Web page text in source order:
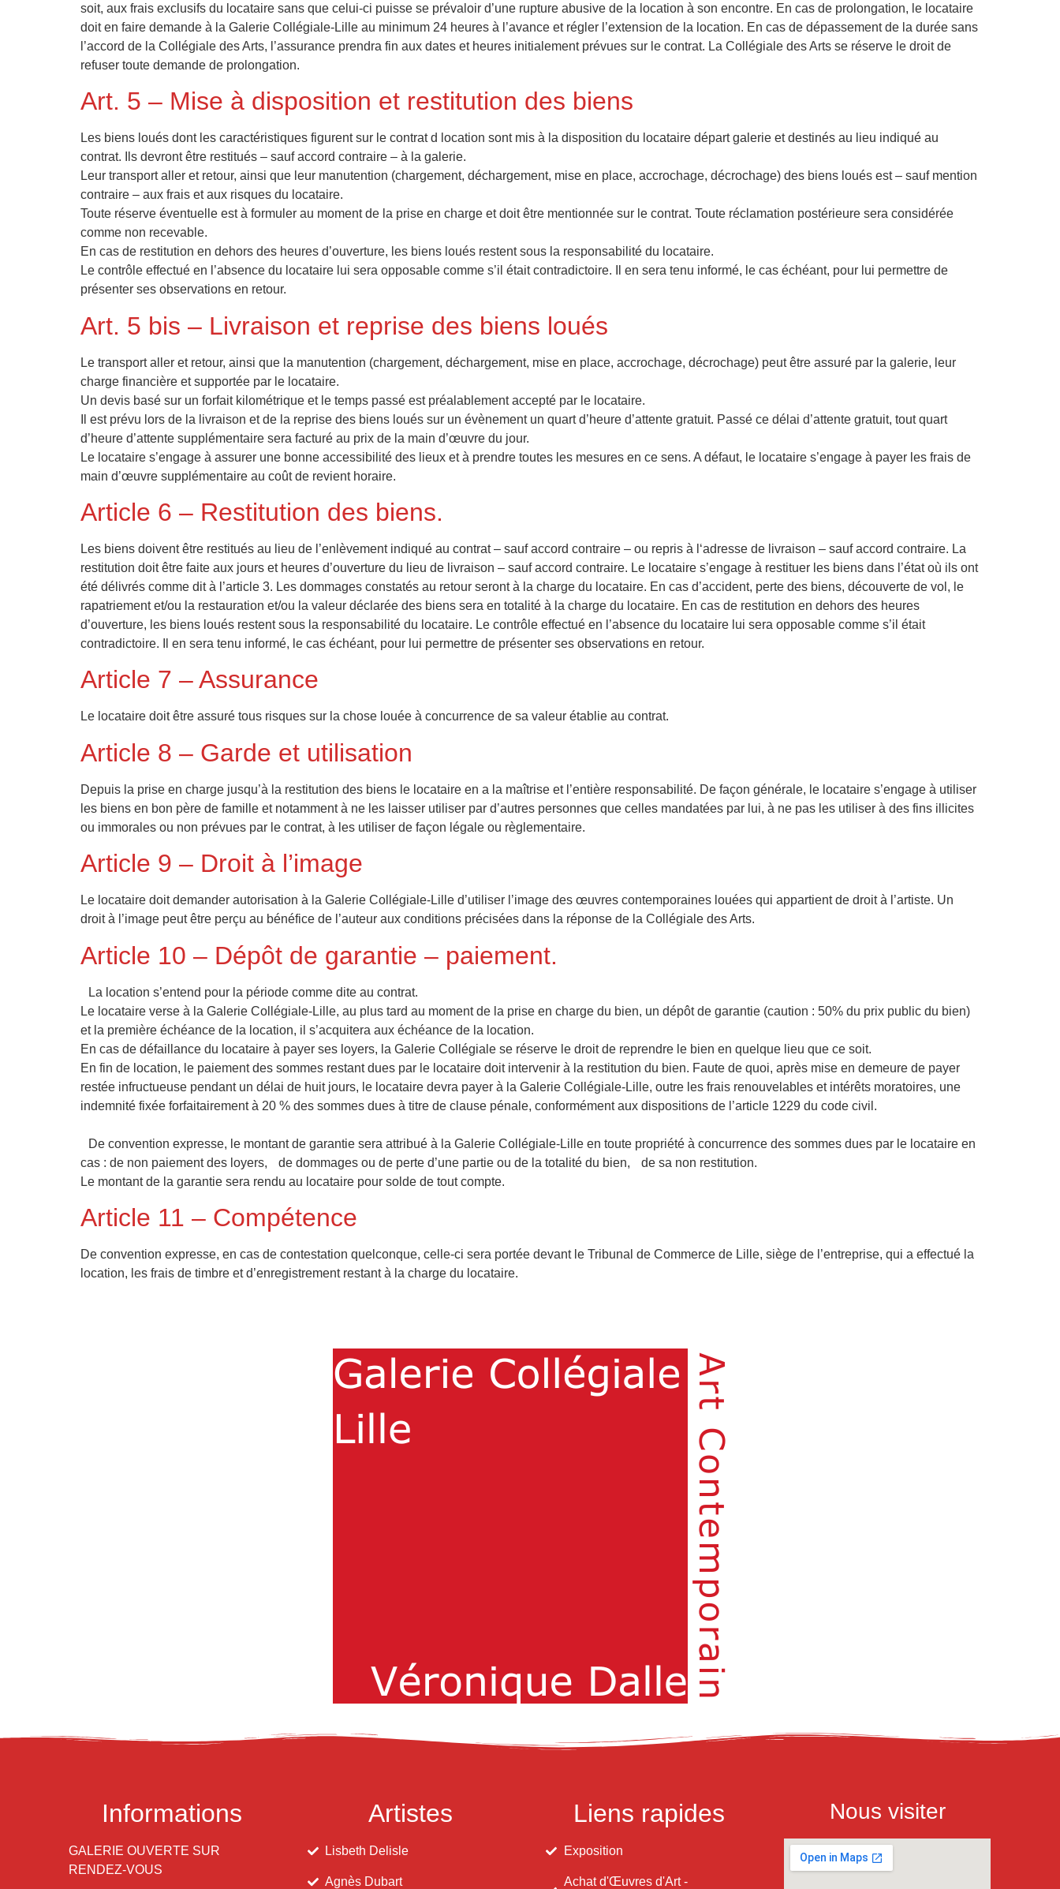
soit, aux frais exclusifs du locataire sans que celui-ci puisse se prévaloir d’une rupture abusive de la location à son encontre. En cas de prolongation, le locataire
doit en faire demande à la Galerie Collégiale-Lille au minimum 24 heures à l’avance et régler l’extension de la location. En cas de dépassement de la durée sans
l’accord de la Collégiale des Arts, l’assurance prendra fin aux dates et heures initialement prévues sur le contrat. La Collégiale des Arts se réserve le droit de
refuser toute demande de prolongation.
Art. 5 – Mise à disposition et restitution des biens
Les biens loués dont les caractéristiques figurent sur le contrat d location sont mis à la disposition du locataire départ galerie et destinés au lieu indiqué au
contrat. Ils devront être restitués – sauf accord contraire – à la galerie.
Leur transport aller et retour, ainsi que leur manutention (chargement, déchargement, mise en place, accrochage, décrochage) des biens loués est – sauf mention
contraire – aux frais et aux risques du locataire.
Toute réserve éventuelle est à formuler au moment de la prise en charge et doit être mentionnée sur le contrat. Toute réclamation postérieure sera considérée
comme non recevable.
En cas de restitution en dehors des heures d’ouverture, les biens loués restent sous la responsabilité du locataire.
Le contrôle effectué en l’absence du locataire lui sera opposable comme s’il était contradictoire. Il en sera tenu informé, le cas échéant, pour lui permettre de
présenter ses observations en retour.
Art. 5 bis – Livraison et reprise des biens loués
Le transport aller et retour, ainsi que la manutention (chargement, déchargement, mise en place, accrochage, décrochage) peut être assuré par la galerie, leur
charge financière et supportée par le locataire.
Un devis basé sur un forfait kilométrique et le temps passé est préalablement accepté par le locataire.
Il est prévu lors de la livraison et de la reprise des biens loués sur un évènement un quart d’heure d’attente gratuit. Passé ce délai d’attente gratuit, tout quart
d’heure d’attente supplémentaire sera facturé au prix de la main d’œuvre du jour.
Le locataire s’engage à assurer une bonne accessibilité des lieux et à prendre toutes les mesures en ce sens. A défaut, le locataire s’engage à payer les frais de
main d’œuvre supplémentaire au coût de revient horaire.
Article 6 – Restitution des biens.
Les biens doivent être restitués au lieu de l’enlèvement indiqué au contrat – sauf accord contraire – ou repris à l‘adresse de livraison – sauf accord contraire. La
restitution doit être faite aux jours et heures d’ouverture du lieu de livraison – sauf accord contraire. Le locataire s’engage à restituer les biens dans l’état où ils ont
été délivrés comme dit à l’article 3. Les dommages constatés au retour seront à la charge du locataire. En cas d’accident, perte des biens, découverte de vol, le
rapatriement et/ou la restauration et/ou la valeur déclarée des biens sera en totalité à la charge du locataire. En cas de restitution en dehors des heures
d’ouverture, les biens loués restent sous la responsabilité du locataire. Le contrôle effectué en l’absence du locataire lui sera opposable comme s’il était
contradictoire. Il en sera tenu informé, le cas échéant, pour lui permettre de présenter ses observations en retour.
Article 7 – Assurance
Le locataire doit être assuré tous risques sur la chose louée à concurrence de sa valeur établie au contrat.
Article 8 – Garde et utilisation
Depuis la prise en charge jusqu’à la restitution des biens le locataire en a la maîtrise et l’entière responsabilité. De façon générale, le locataire s’engage à utiliser
les biens en bon père de famille et notamment à ne les laisser utiliser par d’autres personnes que celles mandatées par lui, à ne pas les utiliser à des fins illicites
ou immorales ou non prévues par le contrat, à les utiliser de façon légale ou règlementaire.
Article 9 – Droit à l’image
Le locataire doit demander autorisation à la Galerie Collégiale-Lille d’utiliser l’image des œuvres contemporaines louées qui appartient de droit à l’artiste. Un
droit à l’image peut être perçu au bénéfice de l’auteur aux conditions précisées dans la réponse de la Collégiale des Arts.
Article 10 – Dépôt de garantie – paiement.
La location s’entend pour la période comme dite au contrat.
Le locataire verse à la Galerie Collégiale-Lille, au plus tard au moment de la prise en charge du bien, un dépôt de garantie (caution : 50% du prix public du bien)
et la première échéance de la location, il s’acquitera aux échéance de la location.
En cas de défaillance du locataire à payer ses loyers, la Galerie Collégiale se réserve le droit de reprendre le bien en quelque lieu que ce soit.
En fin de location, le paiement des sommes restant dues par le locataire doit intervenir à la restitution du bien. Faute de quoi, après mise en demeure de payer
restée infructueuse pendant un délai de huit jours, le locataire devra payer à la Galerie Collégiale-Lille, outre les frais renouvelables et intérêts moratoires, une
indemnité fixée forfaitairement à 20 % des sommes dues à titre de clause pénale, conformément aux dispositions de l’article 1229 du code civil.
De convention expresse, le montant de garantie sera attribué à la Galerie Collégiale-Lille en toute propriété à concurrence des sommes dues par le locataire en
cas : de non paiement des loyers, de dommages ou de perte d’une partie ou de la totalité du bien, de sa non restitution.
Le montant de la garantie sera rendu au locataire pour solde de tout compte.
Article 11 – Compétence
De convention expresse, en cas de contestation quelconque, celle-ci sera portée devant le Tribunal de Commerce de Lille, siège de l’entreprise, qui a effectué la
location, les frais de timbre et d’enregistrement restant à la charge du locataire.
Informations
GALERIE OUVERTE SUR
RENDEZ-VOUS
Artistes
Lisbeth Delisle
Agnès Dubart
Liens rapides
Exposition
Achat d'Œuvres d'Art -
Nous visiter